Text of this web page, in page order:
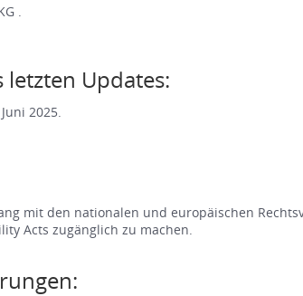
.
Updates:
2025.
mit den nationalen und europäischen
Acts zugänglich zu machen.